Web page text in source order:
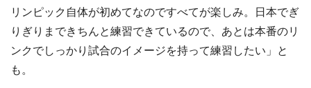
リンピック自体が初めてなのですべてが楽しみ。日本でぎ
りぎりまできちんと練習できているので、あとは本番のリ
ンクでしっかり試合のイメージを持って練習したい」と
も。